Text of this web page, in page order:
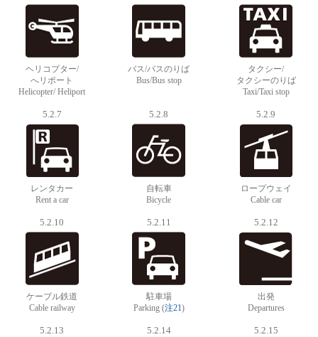
ヘリコプター/
へリポート
Helicopter/ Heliport
バス/バスのりば
Bus/Bus stop
タクシー/
タクシーのりば
Taxi/Taxi stop
5.2.7
レンタカー
Rent a car
5.2.8
自転車
Bicycle
5.2.9
ロープウェイ
Cable car
5.2.10
ケーブル鉄道
Cable railway
5.2.11
駐車場
Parking (注21)
5.2.12
出発
Departures
5.2.13 5.2.14 5.2.15